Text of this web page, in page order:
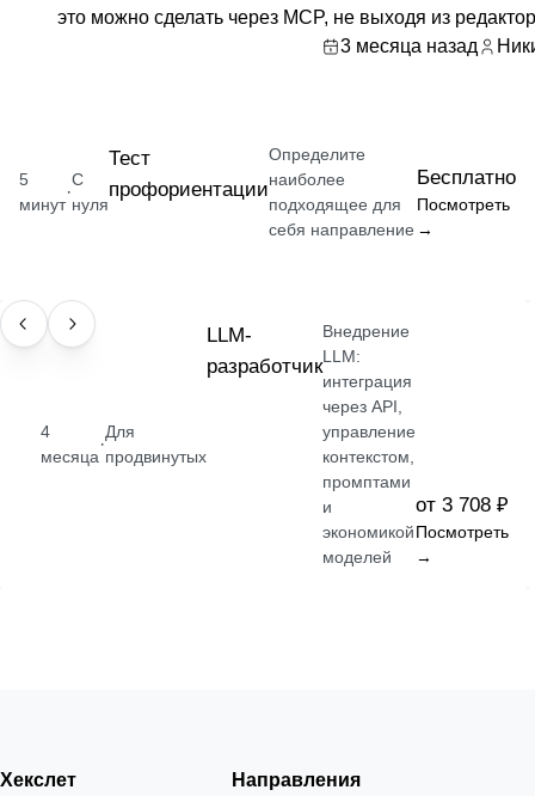
это можно сделать через MCP, не выходя из
3 месяца назад
5
минут
·
С
нуля
Тест
профориентации
Определите
наиболее
подходящее для
себя направление
Бесплатно
Посмотреть
→
ПРОФЕССИЯ
4
месяца
·
Для
продвинутых
LLM-
разработчик
Внедрение
LLM:
интеграция
через API,
управление
контекстом,
промптами
и
экономикой
моделей
от 3 708 ₽
Посмотреть
→
Хекслет Направления